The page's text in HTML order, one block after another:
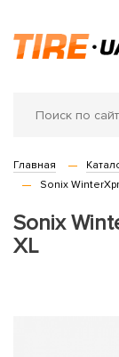
Главная
Sonix
Sonix
XL